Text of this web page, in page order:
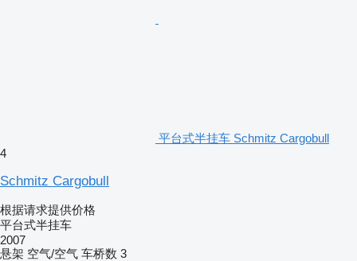
平台式半挂车 Schmitz Cargobull
4
Schmitz Cargobull
根据请求提供价格
平台式半挂车
2007
悬架 空气/空气 车桥数 3